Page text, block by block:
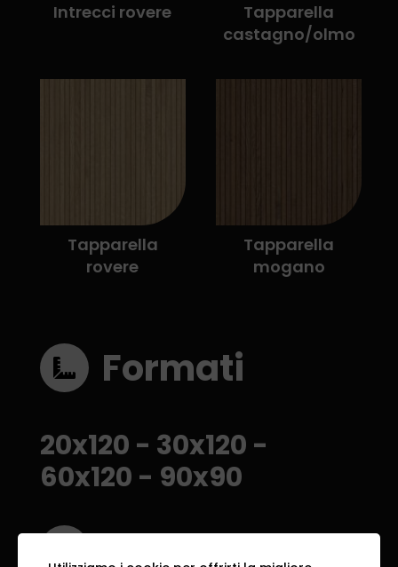
Intrecci rovere
Tapparella
castagno/olmo
Tapparella
rovere
Tapparella
mogano
Formati
20x120 - 30x120 -
60x120 - 90x90
Area